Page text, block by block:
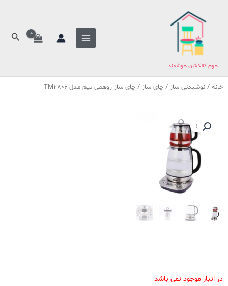
هوم کالکشن هوشمند
خانه / نوشیدنی ساز / چای ساز / چای ساز روهمی بیم مدل TM2806
حراج!
در انبار موجود نمی باشد